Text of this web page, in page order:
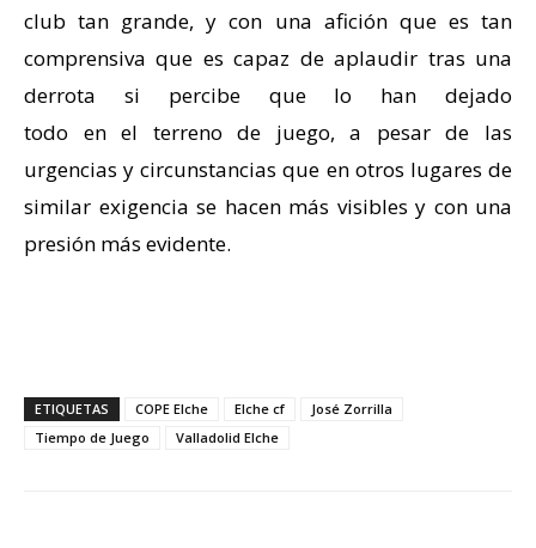
club tan grande, y con una afición que es tan
comprensiva que es capaz de aplaudir tras una
derrota si percibe que lo han dejado
todo en el terreno de juego, a pesar de las
urgencias y circunstancias que en otros lugares de
similar exigencia se hacen más visibles y con una
presión más evidente.
ETIQUETAS COPE Elche Elche cf
José Zorrilla
Tiempo de Juego
Valladolid Elche